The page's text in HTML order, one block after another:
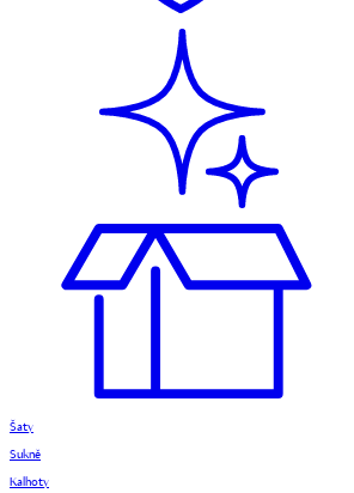
Šaty
Sukně
Kalhoty